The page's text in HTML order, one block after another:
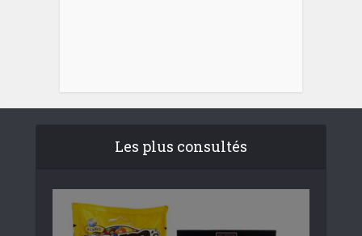
Les plus consultés